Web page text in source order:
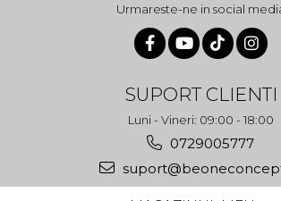
Urmareste-ne in social
SUPORT CLIENTI
Luni - Vineri: 09:00 - 18:00
0729005777